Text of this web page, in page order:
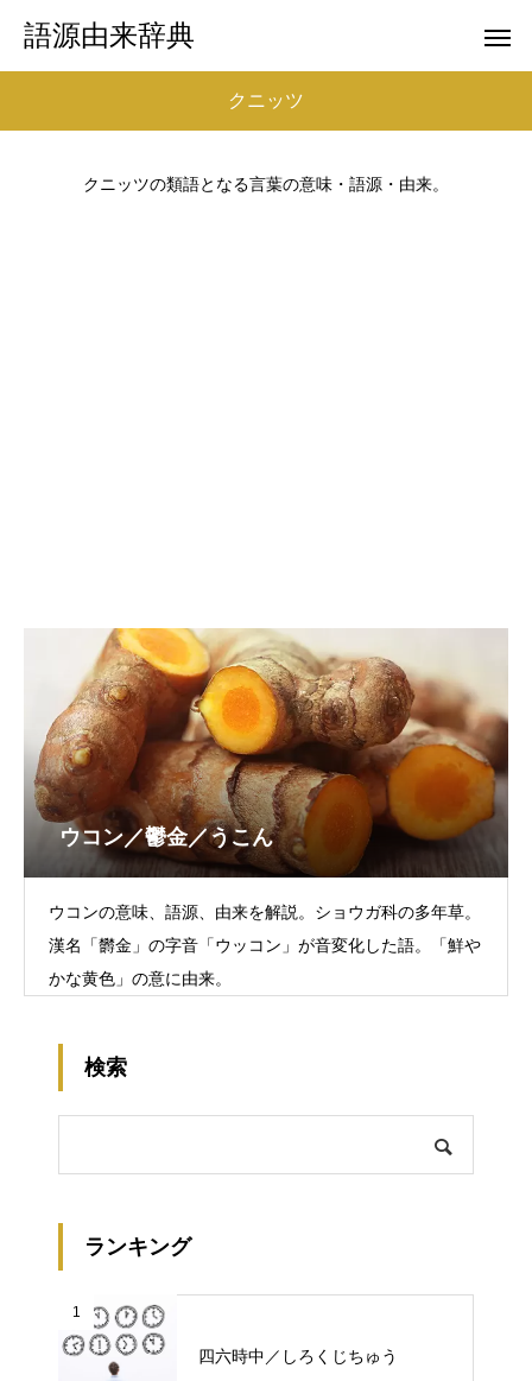
語源由来辞典
クニッツ
クニッツの類語となる言葉の意味・語源・由来。
ウコン／鬱金／うこん
ウコンの意味、語源、由来を解説。ショウガ科の多年草。
漢名「欝金」の字音「ウッコン」が音変化した語。「鮮や
かな黄色」の意に由来。
検索
ランキング
1
四六時中／しろくじちゅう